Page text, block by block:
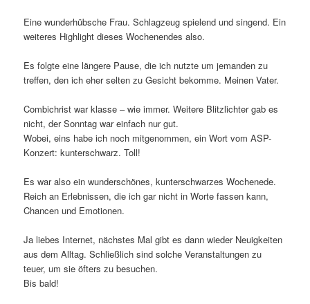
Eine wunderhübsche Frau. Schlagzeug spielend und singend. Ein
weiteres Highlight dieses Wochenendes also.
Es folgte eine längere Pause, die ich nutzte um jemanden zu
treffen, den ich eher selten zu Gesicht bekomme. Meinen Vater.
Combichrist war klasse – wie immer. Weitere Blitzlichter gab es
nicht, der Sonntag war einfach nur gut.
Wobei, eins habe ich noch mitgenommen, ein Wort vom ASP-
Konzert: kunterschwarz. Toll!
Es war also ein wunderschönes, kunterschwarzes Wochenede.
Reich an Erlebnissen, die ich gar nicht in Worte fassen kann,
Chancen und Emotionen.
Ja liebes Internet, nächstes Mal gibt es dann wieder Neuigkeiten
aus dem Alltag. Schließlich sind solche Veranstaltungen zu
teuer, um sie öfters zu besuchen.
Bis bald!